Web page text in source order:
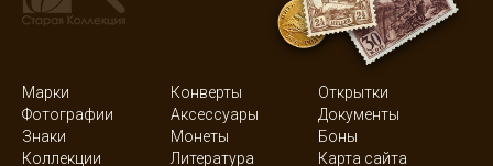
Марки Конверты
Открытки
Фотографии
Аксессуары
Документы
Знаки
Монеты
Боны
Коллекции
Литература Карта сайта